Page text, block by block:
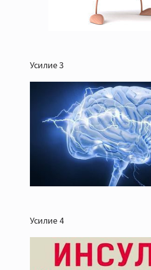
Усилие 3
Усилие 4